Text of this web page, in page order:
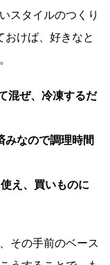
スタイルのつくり
おけば、好きなと
混ぜ、冷凍するだ
みなので調理時間
え、買いものに
その手前のベース